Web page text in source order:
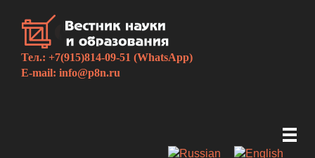
Тел.: +7(915)814-09-51 (WhatsApp)
E-mail: info@p8n.ru